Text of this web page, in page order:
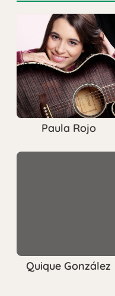
Paula Rojo
Quique González